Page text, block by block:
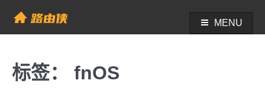
content
帮助中心 - 路由侠
MENU
标签： fnOS